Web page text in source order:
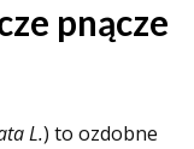
pnącze
L.) to ozdobne